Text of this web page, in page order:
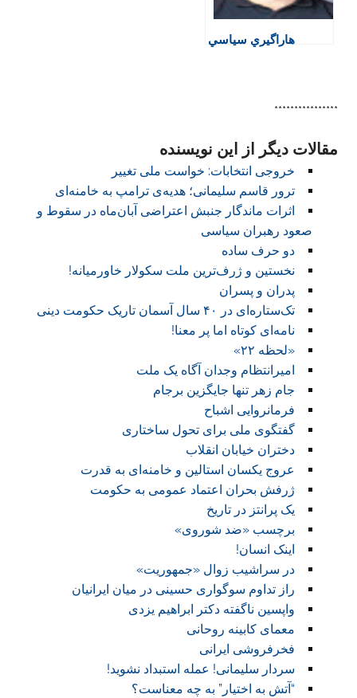
هاراگيري سياسي
****************
مقالات دیگر از این نویسنده
خروجی انتخابات:‏ خواست ملی تغییر
ترور قاسم سلیمانی؛ هدیه‌ی ترامپ به خامنه‌ای
اثرات ماندگار جنبش اعتراضی آبان‌ماه در سقوط و
صعود رهبران سیاسی
دو حرف ساده
نخستین و ژرف‌ترین ملت سکولار خاورمیانه!
پدران و پسران
تک‌ستاره‌ای در ۴۰ سال آسمان تاریک حکومت دینی
نامه‌ای کوتاه اما پر معنا!
«لحظه ۲۲»
امیرانتظام وجدان آگاه یک ملت
جام زهر تنها جایگزین برجام
فرمانروایی اشباح
گفتگوی ملی برای تحول ساختاری
دختران خیابان انقلاب
عروج یکسان استالین و خامنه‌ای به قدرت
ژرفش بحران اعتماد عمومی به حکومت
یک پرانتز در تاریخ
برچسب «ضد شوروی»
اینک انسان!
در سراشیب زوال «جمهوریت»
راز تداوم سوگواری حسینی در میان ایرانیان
واپسین ناگفته دکتر ابراهیم یزدی
معمای کابینه روحانی
فخرفروشی ایرانی
سردار سلیمانی! عمله استبداد نشوید!
“آتش به اختیار” به چه معناست؟